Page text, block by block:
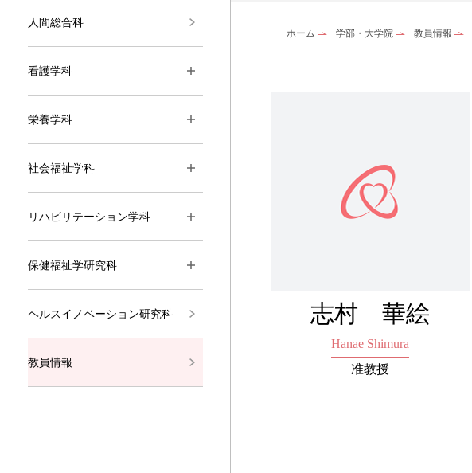
人間総合科
看護学科
栄養学科
社会福祉学科
リハビリテーション学科
保健福祉学研究科
ヘルスイノベーション研究科
教員情報
ホーム 学部・大学院 教員情報
志村 華絵
Hanae Shimura
准教授